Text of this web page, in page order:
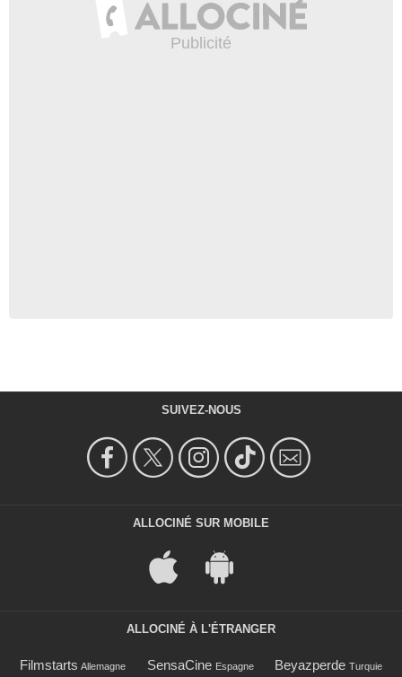
SUIVEZ-NOUS
ALLOCINÉ SUR MOBILE
ALLOCINÉ À L'ÉTRANGER
Filmstarts Allemagne SensaCine Espagne Beyazperde Turquie